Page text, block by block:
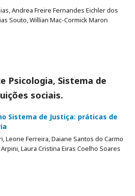
Andrea Freire Fernandes Eichler dos
Souto, Willian Mac-Cormick Maron
Psicologia, Sistema de
sociais.
Sistema de Justiça: práticas de
Leone Ferreira, Daiane Santos do Carmo
Laura Cristina Eiras Coelho Soares